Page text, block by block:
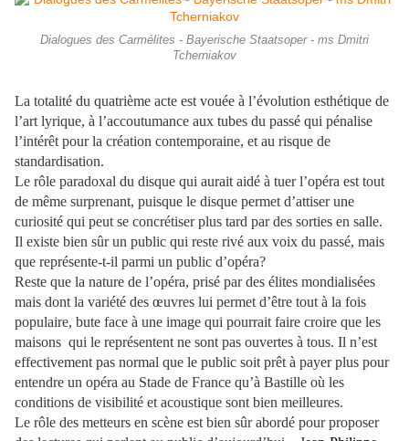
Dialogues des Carmélites - Bayerische Staatsoper - ms Dmitri
Tcherniakov
La totalité du quatrième acte est vouée à l’évolution esthétique de
l’art lyrique, à l’accoutumance aux tubes du passé qui pénalise
l’intérêt pour la création contemporaine, et au risque de
standardisation.
Le rôle paradoxal du disque qui aurait aidé à tuer l’opéra est tout
de même surprenant, puisque le disque permet d’attiser une
curiosité qui peut se concrétiser plus tard par des sorties en salle.
Il existe bien sûr un public qui reste rivé aux voix du passé, mais
que représente-t-il parmi un public d’opéra?
Reste que la nature de l’opéra, prisé par des élites mondialisées
mais dont la variété des œuvres lui permet d’être tout à la fois
populaire, bute face à une image qui pourrait faire croire que les
maisons qui le représentent ne sont pas ouvertes à tous. Il n’est
effectivement pas normal que le public soit prêt à payer plus pour
entendre un opéra au Stade de France qu’à Bastille où les
conditions de visibilité et acoustique sont bien meilleures.
Le rôle des metteurs en scène est bien sûr abordé pour proposer